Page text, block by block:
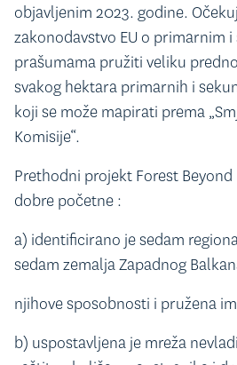
objavljenim 2023. godine.
zakonodavstvo EU o primarnim
prašumama pružiti veliku
svakog hektara primarnih i
koji se može mapirati prema
Komisije“.
Prethodni projekt Forest
dobre početne :
a) identificirano je sedam
sedam zemalja Zapadnog
njihove sposobnosti i pružena
b) uspostavljena je mreža